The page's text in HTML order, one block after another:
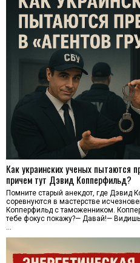
Как украинских ученых пытаются
причем тут Дэвид Копперфильд?
Помните старый анекдот, где Дэвид
соревнуются в мастерстве
Копперфильд с таможенником.
тебе фокус покажу?— Давай!—